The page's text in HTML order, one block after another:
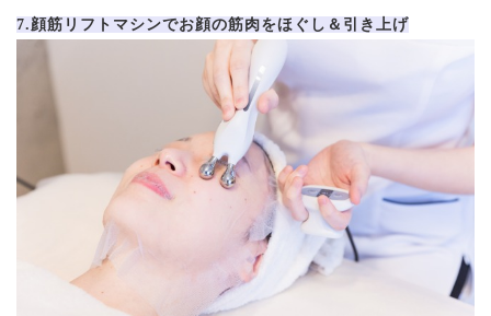
7.顔筋リフトマシンでお顔の筋肉をほぐし＆引き上げ